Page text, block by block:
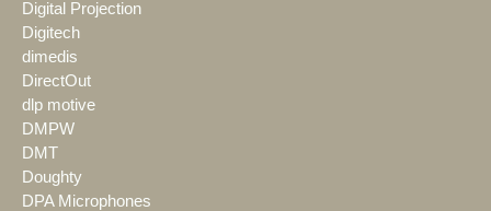
Digital Projection
Digitech
dimedis
DirectOut
dlp motive
DMPW
DMT
Doughty
DPA Microphones